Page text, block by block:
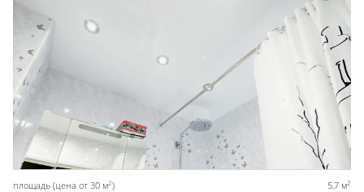
площадь (цена от 30 м2) 5,7 м2